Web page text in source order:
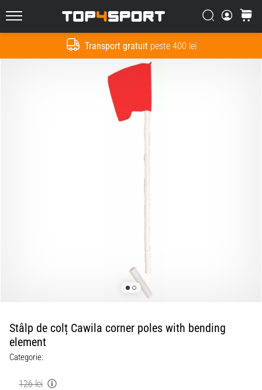
Transport gratuitpeste 400 lei
Top4Sport.ro Căutare
Cos
Stâlp de colț Cawila corner poles with bending
element
Categorie:
126 lei